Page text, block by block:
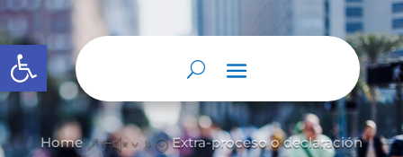
Abrir barra de herramientas
Home &#x39; Extra-proceso o declaración